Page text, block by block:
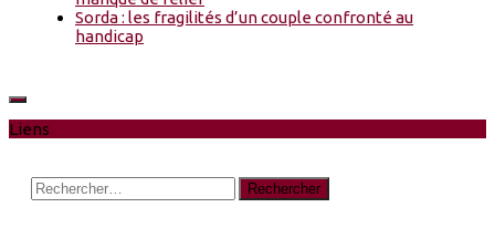
Sorda : les fragilités d’un couple confronté au
handicap
Liens
Rechercher :